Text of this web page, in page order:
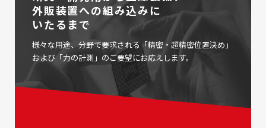
外販装置への組み込みに
いたるまで
様々な用途、分野で要求される「精密・超精密位置決め」
および「力の計測」のご要望にお応えします。